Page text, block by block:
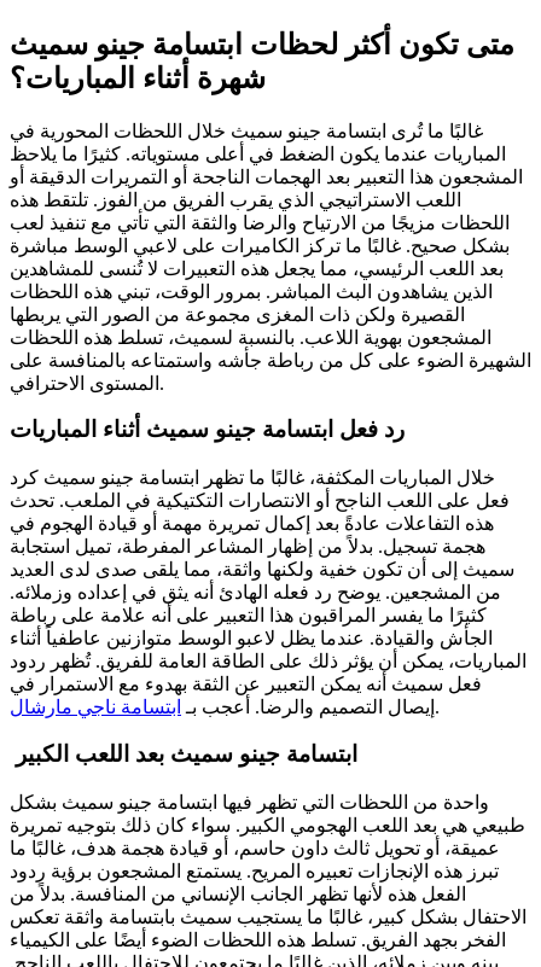
متى تكون أكثر لحظات ابتسامة جينو سميث
شهرة أثناء المباريات؟
غالبًا ما تُرى ابتسامة جينو سميث خلال اللحظات المحورية في
المباريات عندما يكون الضغط في أعلى مستوياته. كثيرًا ما يلاحظ
المشجعون هذا التعبير بعد الهجمات الناجحة أو التمريرات الدقيقة أو
اللعب الاستراتيجي الذي يقرب الفريق من الفوز. تلتقط هذه
اللحظات مزيجًا من الارتياح والرضا والثقة التي تأتي مع تنفيذ لعب
بشكل صحيح. غالبًا ما تركز الكاميرات على لاعبي الوسط مباشرة
بعد اللعب الرئيسي، مما يجعل هذه التعبيرات لا تُنسى للمشاهدين
الذين يشاهدون البث المباشر. بمرور الوقت، تبني هذه اللحظات
القصيرة ولكن ذات المغزى مجموعة من الصور التي يربطها
المشجعون بهوية اللاعب. بالنسبة لسميث، تسلط هذه اللحظات
الشهيرة الضوء على كل من رباطة جأشه واستمتاعه بالمنافسة على
المستوى الاحترافي.
رد فعل ابتسامة جينو سميث أثناء المباريات
خلال المباريات المكثفة، غالبًا ما تظهر ابتسامة جينو سميث كرد
فعل على اللعب الناجح أو الانتصارات التكتيكية في الملعب. تحدث
هذه التفاعلات عادةً بعد إكمال تمريرة مهمة أو قيادة الهجوم في
هجمة تسجيل. بدلاً من إظهار المشاعر المفرطة، تميل استجابة
سميث إلى أن تكون خفية ولكنها واثقة، مما يلقى صدى لدى العديد
من المشجعين. يوضح رد فعله الهادئ أنه يثق في إعداده وزملائه.
كثيرًا ما يفسر المراقبون هذا التعبير على أنه علامة على رباطة
الجأش والقيادة. عندما يظل لاعبو الوسط متوازنين عاطفياً أثناء
المباريات، يمكن أن يؤثر ذلك على الطاقة العامة للفريق. تُظهر ردود
فعل سميث أنه يمكن التعبير عن الثقة بهدوء مع الاستمرار في
إيصال التصميم والرضا.
أعجب بـ ابتسامة ناجي مارشال .
ابتسامة جينو سميث بعد اللعب الكبير
واحدة من اللحظات التي تظهر فيها ابتسامة جينو سميث بشكل
طبيعي هي بعد اللعب الهجومي الكبير. سواء كان ذلك بتوجيه تمريرة
عميقة، أو تحويل ثالث داون حاسم، أو قيادة هجمة هدف، غالبًا ما
تبرز هذه الإنجازات تعبيره المريح. يستمتع المشجعون برؤية ردود
الفعل هذه لأنها تظهر الجانب الإنساني من المنافسة. بدلاً من
الاحتفال بشكل كبير، غالبًا ما يستجيب سميث بابتسامة واثقة تعكس
الفخر بجهد الفريق. تسلط هذه اللحظات الضوء أيضًا على الكيمياء
بينه وبين زملائه، الذين غالبًا ما يجتمعون للاحتفال باللعب الناجح.